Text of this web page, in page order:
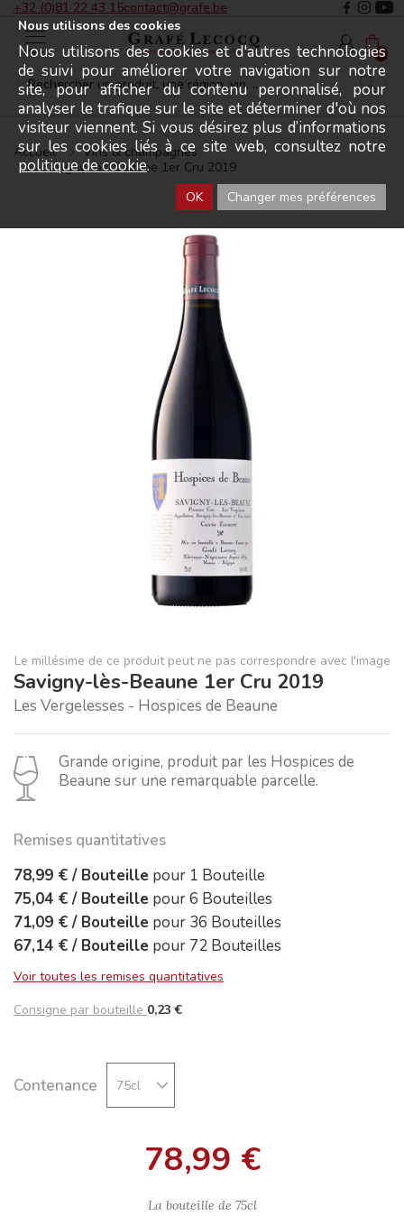
+32 (0)81 22 43 15contact@grafe.be
Menu 0
Accueil
Vins & champagnes
Savigny-lès-Beaune 1er Cru 2019
Le millésime de ce produit peut ne pas correspondre avec l'image
Savigny-lès-Beaune 1er Cru 2019
Les Vergelesses - Hospices de Beaune
Grande origine, produit par les Hospices de
Beaune sur une remarquable parcelle.
Contenance
Remises quantitatives
78,99 € / Bouteille pour 1 Bouteille
75,04 € / Bouteille pour6 Bouteilles
71,09 € / Bouteille pour 36 Bouteilles
67,14 € / Bouteille pour 72 Bouteilles
Voir toutes les remises quantitatives
Consigne par bouteille 0,23 €
78,99 €
La bouteille de 75cl
Nous utilisons des cookies
Nous utilisons des cookies et d'autres technologies
de suivi pour améliorer votre navigation sur notre
site, pour afficher du contenu peronnalisé, pour
analyser le trafique sur le site et déterminer d'où nos
visiteur viennent. Si vous désirez plus d’informations
sur les cookies liés à ce site web, consultez notre
politique de cookie.
OK Changer mes préférences